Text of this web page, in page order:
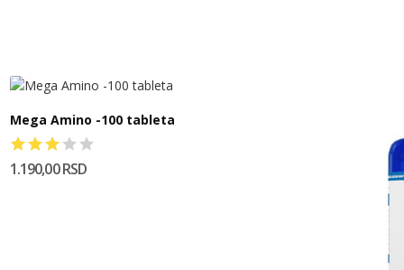
Mega Amino -100 tableta
1.190,00 RSD